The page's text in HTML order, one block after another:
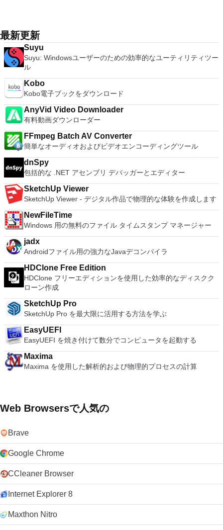
に、RealVNCアカウントの資格情報を使用して、ローカルマ
シンでVNC Viewerにサインインします。そこから、コンピュ
ーターを確認して接続できます。 VNC Connectを使用する
と、セッションはエンドツーエンドで暗号化されます。アプリ
はすぐに各コンピューターをパスワードで保護します。コンピ
ューターへのログインに使用するのと同じユーザー名とパスワ
ードを入力するだけです。 WIN 7,8,8.1,10をサポートしま
す。 VNC ViewerのMacバージョンをお探しですか？ここから
ダウンロード
Blu-ray、4K、HEVC / H.265およびHDR10コンテンツをサポー
ト全画面モードで21：9モニターで2.35：1の映画を見る常時
オンのミニビューでYouTubeライブを見る YouTubeおよび
Vimeoで4K HDRおよび360ビデオを再生 VRエクスペリエンス
の向上：Microsoft Mixed Realityヘッドセット、HTC、VIVE、
およびOculus Riftをサポート Fire TVとキャストのサポート
注：これは商用トライアルです。
にもなります。 WinRAR はマウスやメニュー、コマンドライ
ンインターフェースを利用した対話型グラフィックインターフ
ェースを提供します。WinRAR は単純な質問応答のプロセス
で基本的なアーカイブ機能に即時アクセスできる特別
な"Wizard"モードを採用することにより、他のアーカイブソフ
トに比べ使用が簡単になりました。 WinRAR は１２８ビット
キーのAES (Advanced Encryption Standard)でアーカイブを暗
号化するので安心に使用でき、８兆５千８９０億ギガバイトま
でのファイルやアーカイブに対応します。WinRARでは自己解
凍アーカイブやマルチボリュームアーカイブの作成もでき、リ
カバリー記録とリカバリー容量により物理的に損傷したアーカ
イブまで再構成することが可能です。
最新更新
Suyu
Suyu: Windowsユーザーのための効率的なユーティリティツー
ル
Kobo
Kobo電子ブックをダウンロード
AnyVid Video Downloader
有料動画ダウンローダー
FFmpeg Batch AV Converter
簡単なオーディオおよびビデオエンコーディングツール
dnSpy
包括的な .NET アセンブリ デバッガーとエディター
SketchUp Viewer
SketchUp Viewer - デジタル作品で物理的な体験を作成します
NewFileTime
Windows 用の無料のファイル タイムスタンプ マネージャー
jadx
Androidファイル用の強力なJavaデコンパイラ
HDClone Free Edition
HDClone フリーエディションを使用した効率的なディスクク
ローン作成
SketchUp Pro
SketchUp Pro を最大限に活用する方法を学ぶ
EasyUEFI
EasyUEFI を焼き付けて数分でコンピュータを起動する
Maxima
Maxima を使用した解析的および物理的プロセスの計算
Web Browsersで人気の
Brave
Google Chrome
CCleaner Browser
Internet Explorer 8
Maxthon Nitro